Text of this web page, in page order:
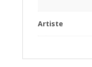
Artiste